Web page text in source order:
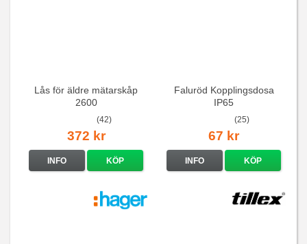
Lås för äldre mätarskåp
2600
(42)
372 kr
INFO KÖP
Faluröd Kopplingsdosa
IP65
(25)
67 kr
INFO KÖP